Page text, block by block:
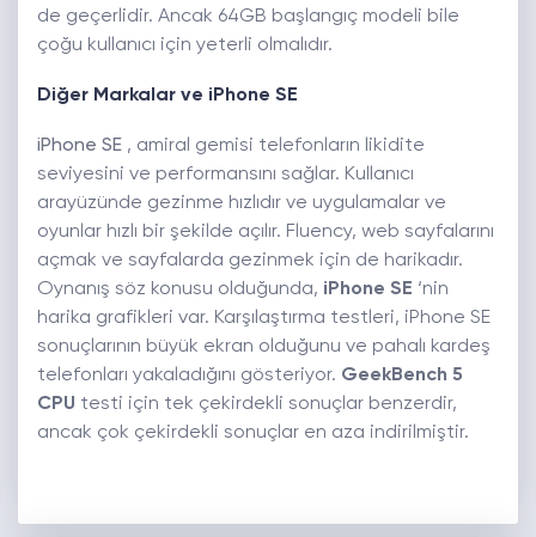
de geçerlidir. Ancak 64GB başlangıç ​​modeli bile
çoğu kullanıcı için yeterli olmalıdır.
Diğer Markalar ve iPhone SE
iPhone SE , amiral gemisi telefonların likidite
seviyesini ve performansını sağlar. Kullanıcı
arayüzünde gezinme hızlıdır ve uygulamalar ve
oyunlar hızlı bir şekilde açılır. Fluency, web sayfalarını
açmak ve sayfalarda gezinmek için de harikadır.
Oynanış söz konusu olduğunda, iPhone SE ‘nin
harika grafikleri var. Karşılaştırma testleri, iPhone SE
sonuçlarının büyük ekran olduğunu ve pahalı kardeş
telefonları yakaladığını gösteriyor. GeekBench 5
CPU testi için tek çekirdekli sonuçlar benzerdir,
ancak çok çekirdekli sonuçlar en aza indirilmiştir.